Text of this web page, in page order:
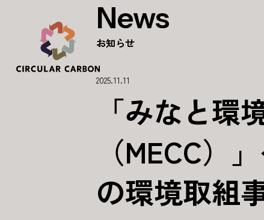
News
お知らせ
2025.11.11
「みなと
（MECC）
の環境取組